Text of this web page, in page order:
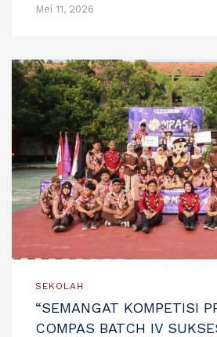
Mei 11, 2026
SEKOLAH
“SEMANGAT KOMPETISI
COMPAS BATCH IV